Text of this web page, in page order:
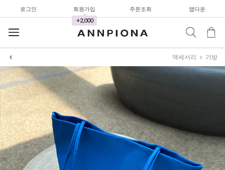
로그인
회원가입
+2,000
주문조회 앱다운
셔츠&블라우스
가디건/니트
와이드팬츠
한정세일
액세서리 가방